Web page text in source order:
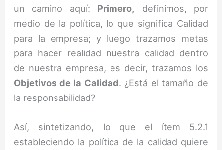
un camino aquí: Primero, definimos, por
medio de la política, lo que significa Calidad
para la empresa; y luego trazamos metas
para hacer realidad nuestra calidad dentro
de nuestra empresa, es decir, trazamos los
Objetivos de la Calidad. ¿Está el tamaño de
la responsabilidad?
Así, sintetizando, lo que el ítem 5.2.1
estableciendo la política de la calidad quiere